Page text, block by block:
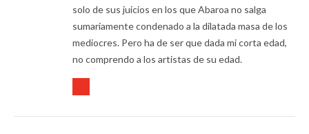
solo de sus juicios en los que Abaroa no salga
sumariamente condenado a la dilatada masa de los
mediocres. Pero ha de ser que dada mi corta edad,
no comprendo a los artistas de su edad.